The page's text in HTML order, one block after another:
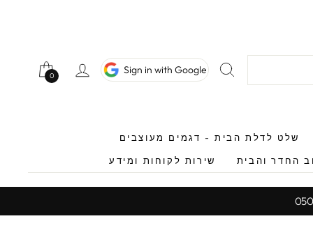
חיפוש
Sign in with Google כניסה
0
0
שלט לדלת הבית - דגמים מעוצבים
החדר והבית שירות לקוחות ומידע